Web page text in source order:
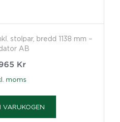
stolpar, bredd 1138 mm –
AB
Kr
moms
VARUKOGEN